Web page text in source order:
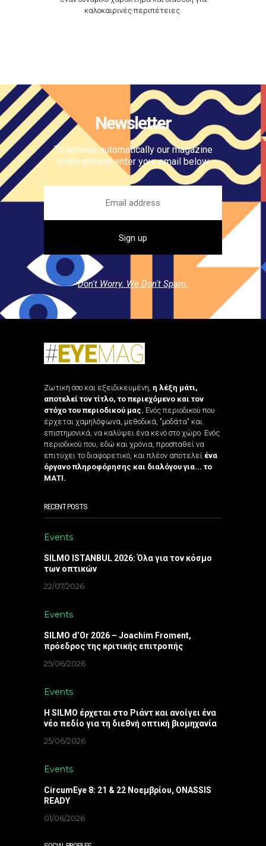
καλοκαιρινές περιπέτειες.
Newsletter
To receive automatically our magazine
online please enter your email below.
Don't Worry. We Don't Spam.
Ζωτική όσο και εξειδικευμένη, η λέξη μάτι,
αποτελεί τον τίτλο, το περιεχόμενο και τον
στόχο του περιοδικού μας. Ενός περιοδικού που
έρχεται χαμηλόφωνα, μεθοδικά, "μοδάτα" και
επιστημονικά, να καλύψει ένα κενό στο χώρο. Ενός
περιοδικού που, εδώ και χρόνια, προσπαθεί να
επιτύχει το διαφορετικό, και πλέον αποτελεί ένα
όργανο πληροφόρησης και διαλόγου για... το
ΜΑΤΙ.
RECENT POSTS
Events
SILMO ISTANBUL 2026: Όλα για τον κόσμο
των οπτικών
22/07/2026
Events
SILMO d’Or 2026 – Joachim Froment,
πρόεδρος της κριτικής επιτροπής
25/06/2026
Events
Η SILMO έρχεται στο Ριάντ και ανοίγει ένα
νέο πεδίο για τη διεθνή οπτική βιομηχανία
25/06/2026
Events
CircumEye 8: 21 & 22 Νοεμβρίου, ONASSIS
READY
01/06/2026